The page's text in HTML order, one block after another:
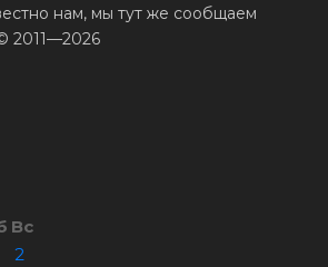
нам, мы тут же сообщаем
2011—2026
Вс
2